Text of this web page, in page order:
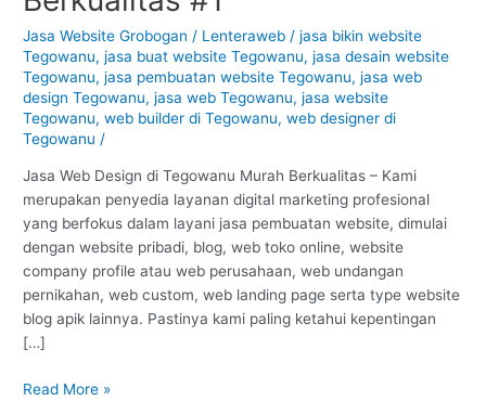
Jasa Website Grobogan / Lenteraweb /jasa bikin website
Tegowanu,jasa buat website Tegowanu,jasa desain website
Tegowanu,jasa pembuatan website Tegowanu,jasa web
design Tegowanu,jasa web Tegowanu,jasa website
Tegowanu,web builder di Tegowanu,web designer di
Tegowanu /
Jasa Web Design di Tegowanu Murah Berkualitas – Kami
merupakan penyedia layanan digital marketing profesional
yang berfokus dalam layani jasa pembuatan website, dimulai
dengan website pribadi, blog, web toko online, website
company profile atau web perusahaan, web undangan
pernikahan, web custom, web landing page serta type website
blog apik lainnya. Pastinya kami paling ketahui kepentingan
[…]
Tegowanu
–
Grobogan
:
Murah
Berkualitas
Read More »